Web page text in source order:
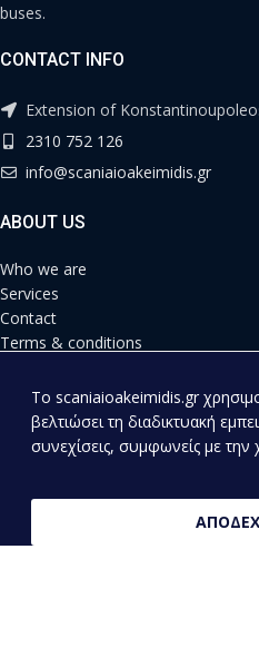
buses.
CONTACT INFO
Extension of
2310 752 126
info@scaniaioakeimidis.gr
ABOUT US
Who we are
Services
Contact
Terms & conditions
Shipping Methods
Payment Methods
NEW SPARE PARTS
To scaniaioakeimidis.gr
βελτιώσει τη διαδικτυακή
συνεχίσεις, συμφωνείς με